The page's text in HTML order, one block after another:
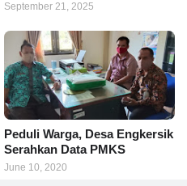
September 21, 2025
Peduli Warga, Desa Engkersik
Serahkan Data PMKS
June 10, 2020